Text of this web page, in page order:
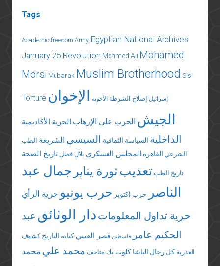
Tags
Academic freedom Army Egyptian National Archives
January 25 Revolution Mehmed Ali Mohamed
Morsi Mubarak Muslim Brotherhood Sisi
Torture إسرائيل إصلاح الشرطة الأخونة الإخوان
الجيش الحرب على الإرهاب الحرية الأكاديمية
الداخلية السياسة الثقافية السيسي الشريعة الطب
الشرعي القاهرة المجلس العسكري بلال فضل تاريخ الصحة
تاريخ الطب تعذيبثورة يناير جمال عبد
الناصر
حرب اكتوبر حرب يونيو حرية الرأي
حرية تداول المعلومات دار الوثائق عبد
الحكيم عامر
فلسطين قصر العيني كتابة التاريخ كشوف
العذرية كل رجال الباشا كلوت بك متاحف محمد علي محمد